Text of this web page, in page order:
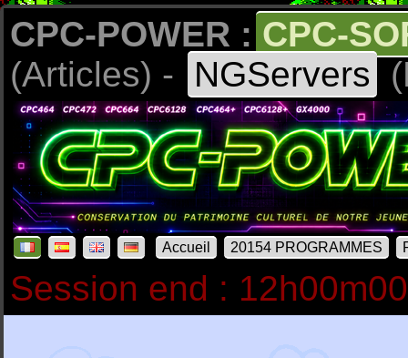
CPC-POWER : CPC-
(Articles) -
NGServers
Accueil 20154 PROGRAMMES
Session end :